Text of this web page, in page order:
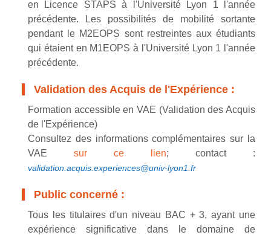
en Licence STAPS à l'Université Lyon 1 l'année
précédente. Les possibilités de mobilité sortante
pendant le M2EOPS sont restreintes aux étudiants
qui étaient en M1EOPS à l'Université Lyon 1 l'année
précédente.
Validation des Acquis de l'Expérience :
Formation accessible en VAE (Validation des Acquis
de l'Expérience)
Consultez des informations complémentaires sur la
VAE sur ce lien; contact :
validation.acquis.experiences@univ-lyon1.fr
Public concerné :
Tous les titulaires d'un niveau BAC + 3, ayant une
expérience significative dans le domaine de